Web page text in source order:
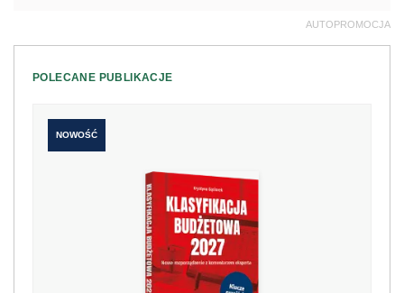
AUTOPROMOCJA
POLECANE PUBLIKACJE
NOWOŚĆ